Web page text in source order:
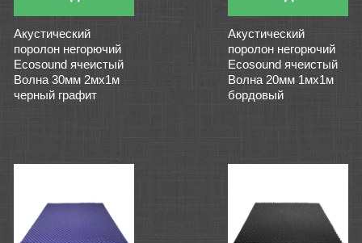
Акустический
поролон негорючий
Ecosound ячеистый
Волна 30мм 2мх1м
черный графит
Акустический
поролон негорючий
Ecosound ячеистый
Волна 20мм 1мх1м
бордовый